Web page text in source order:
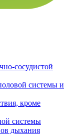
сосудистой
системы и
кроме
системы
дыхания